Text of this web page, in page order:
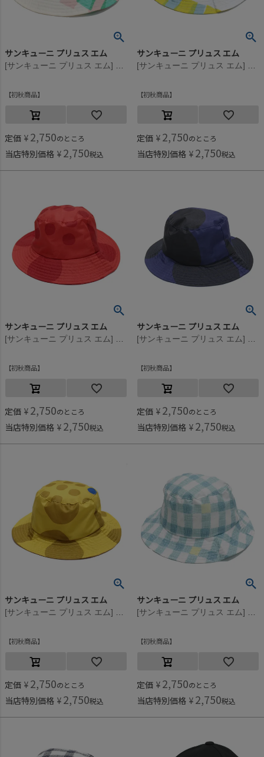
サンキューニ プリュス エム
初秋商品
定価 ¥ 2,750のところ
当店特別価格 ¥ 2,750税込
サンキューニ プリュス エム
初秋商品
定価 ¥ 2,750のところ
当店特別価格 ¥ 2,750税込
サンキューニ プリュス エム
初秋商品
定価 ¥ 2,750のところ
当店特別価格 ¥ 2,750税込
サンキューニ プリュス エム
初秋商品
定価 ¥ 2,750のところ
当店特別価格 ¥ 2,750税込
サンキューニ プリュス エム
初秋商品
定価 ¥ 2,750のところ
当店特別価格 ¥ 2,750税込
サンキューニ プリュス エム
初秋商品
定価 ¥ 2,750のところ
当店特別価格 ¥ 2,750税込